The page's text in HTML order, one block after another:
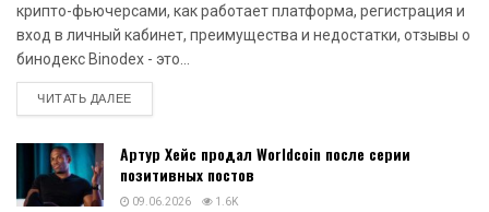
крипто-фьючерсами, как работает платформа, регистрация и
вход в личный кабинет, преимущества и недостатки, отзывы о
бинодекс Binodex - это...
ЧИТАТЬ ДАЛЕЕDETAILS
Артур Хейс продал Worldcoin после серии
позитивных постов
09.06.2026 1.6K